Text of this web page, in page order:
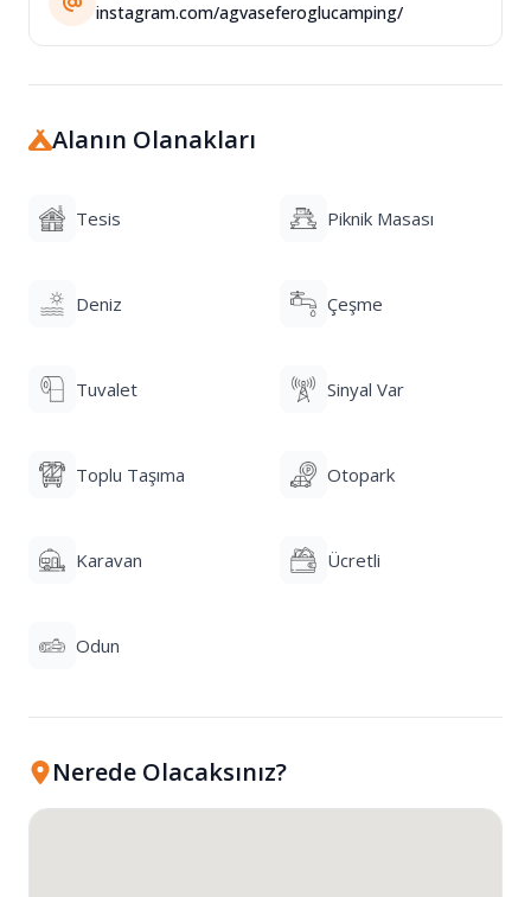
instagram.com/agvaseferoglucamping/
Alanın Olanakları
Tesis Piknik Masası
Deniz Çeşme
Tuvalet Sinyal Var
Toplu Taşıma Otopark
Karavan Ücretli
Odun
Nerede Olacaksınız?